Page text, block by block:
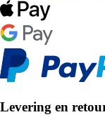
Levering en